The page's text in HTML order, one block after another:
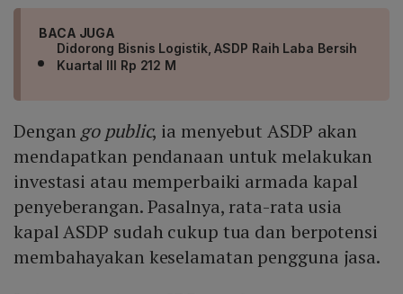
BACA JUGA
Didorong Bisnis Logistik, ASDP Raih Laba Bersih
Kuartal III Rp 212 M
Dengango public, ia menyebut ASDP akan
mendapatkan pendanaan untuk melakukan
investasi atau memperbaiki armada kapal
penyeberangan. Pasalnya, rata-rata usia
kapal ASDP sudah cukup tua dan berpotensi
membahayakan keselamatan pengguna jasa.